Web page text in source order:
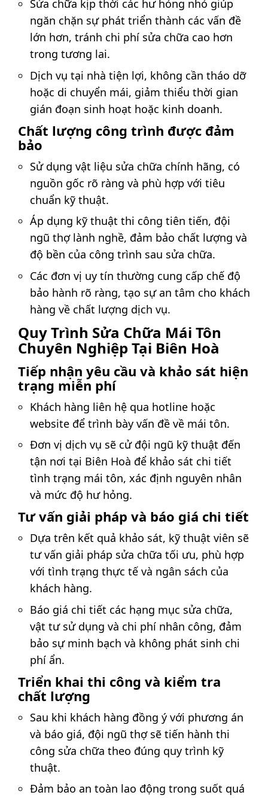
Sửa chữa kịp thời các hư hỏng nhỏ giúp
ngăn chặn sự phát triển thành các vấn đề
lớn hơn, tránh chi phí sửa chữa cao hơn
trong tương lai.
Dịch vụ tại nhà tiện lợi, không cần tháo dỡ
hoặc di chuyển mái, giảm thiểu thời gian
gián đoạn sinh hoạt hoặc kinh doanh.
Chất lượng công trình được đảm
bảo
Sử dụng vật liệu sửa chữa chính hãng, có
nguồn gốc rõ ràng và phù hợp với tiêu
chuẩn kỹ thuật.
Áp dụng kỹ thuật thi công tiên tiến, đội
ngũ thợ lành nghề, đảm bảo chất lượng và
độ bền của công trình sau sửa chữa.
Các đơn vị uy tín thường cung cấp chế độ
bảo hành rõ ràng, tạo sự an tâm cho khách
hàng về chất lượng dịch vụ.
Quy Trình Sửa Chữa Mái Tôn
Chuyên Nghiệp Tại Biên Hoà
Tiếp nhận yêu cầu và khảo sát hiện
trạng miễn phí
Khách hàng liên hệ qua hotline hoặc
website để trình bày vấn đề về mái tôn.
Đơn vị dịch vụ sẽ cử đội ngũ kỹ thuật đến
tận nơi tại Biên Hoà để khảo sát chi tiết
tình trạng mái tôn, xác định nguyên nhân
và mức độ hư hỏng.
Tư vấn giải pháp và báo giá chi tiết
Dựa trên kết quả khảo sát, kỹ thuật viên sẽ
tư vấn giải pháp sửa chữa tối ưu, phù hợp
với tình trạng thực tế và ngân sách của
khách hàng.
Báo giá chi tiết các hạng mục sửa chữa,
vật tư sử dụng và chi phí nhân công, đảm
bảo sự minh bạch và không phát sinh chi
phí ẩn.
Triển khai thi công và kiểm tra
chất lượng
Sau khi khách hàng đồng ý với phương án
và báo giá, đội ngũ thợ sẽ tiến hành thi
công sửa chữa theo đúng quy trình kỹ
thuật.
Đảm bảo an toàn lao động trong suốt quá